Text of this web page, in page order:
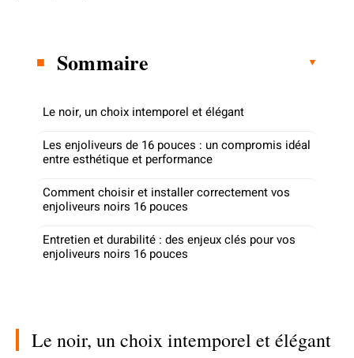
Sommaire
Le noir, un choix intemporel et élégant
Les enjoliveurs de 16 pouces : un compromis idéal
entre esthétique et performance
Comment choisir et installer correctement vos
enjoliveurs noirs 16 pouces
Entretien et durabilité : des enjeux clés pour vos
enjoliveurs noirs 16 pouces
Le noir, un choix intemporel et élégant